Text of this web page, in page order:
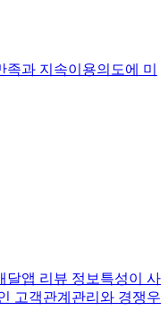
과 지속이용의도에 미
달앱 리뷰 정보특성이 사
고객관계관리와 경쟁우